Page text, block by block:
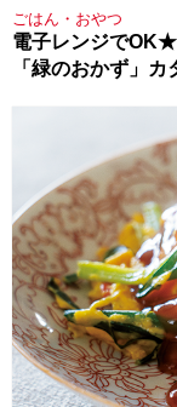
ごはん・おやつ
電子レンジでOK★
「緑のおかず」カ